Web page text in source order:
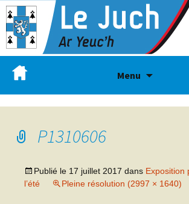
Menu
P1310606
Publié le 17 juillet 2017 dans Exposition
l’été
Pleine résolution (2997 × 1640)